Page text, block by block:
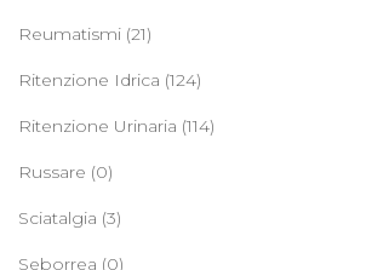
Reumatismi (21)
Ritenzione Idrica (124)
Ritenzione Urinaria (114)
Russare (0)
Sciatalgia (3)
Seborrea (0)